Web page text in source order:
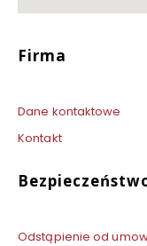
Linki w stopce
Firma
Dane kontaktowe
Kontakt
Odstąpienie od